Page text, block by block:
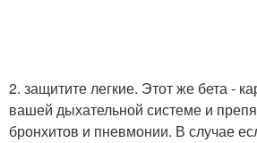
2. защитите легкие. Этот же бета -
вашей дыхательной системе и
бронхитов и пневмонии. В случае